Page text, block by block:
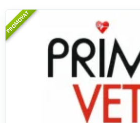
PROMOVAT